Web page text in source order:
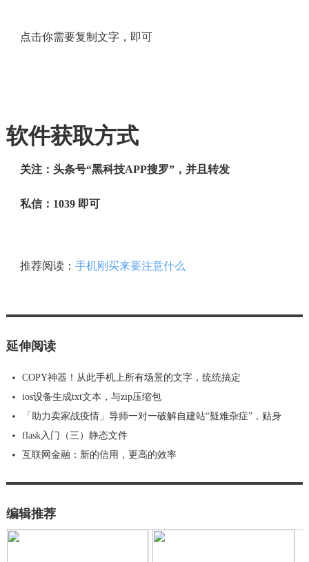
点击你需要复制文字，即可
软件获取方式
关注：头条号“黑科技APP搜罗”，并且转发
私信：1039 即可
推荐阅读： 手机刚买来要注意什么
延伸阅读
COPY神器！从此手机上所有场景的文字，统统搞定
ios设备生成txt文本，与zip压缩包
「助力卖家战疫情」导师一对一破解自建站“疑难杂症”，贴身
flask入门（三）静态文件
​互联网金融：新的信用，更高的效率
编辑推荐